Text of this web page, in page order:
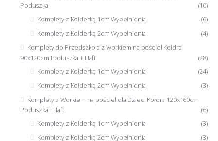
Poduszka
(10)
Komplety z Kołderką 1cm Wypełnienia
(6)
Komplety z Kołderką 2cm Wypełnienia
(4)
Komplety do Przedszkola z Workiem na pościel Kołdra
90x120cm Poduszka + Haft
(28)
Komplety z Kołderką 1cm Wypełnienia
(24)
Komplety z Kołderką 2cm Wypełnienia
(3)
Komplety z Workiem na pościel dla Dzieci Kołdra 120x160cm
Poduszka+ Haft
(6)
Komplety z Kołderką 1cm Wypełnienia
(3)
Komplety z Kołderką 2cm Wypełnienia
(3)